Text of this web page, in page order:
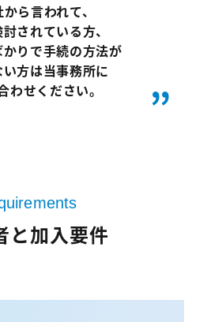
ら言われて、
されている方、
りで手続の方法が
方は当事務所に
わせください。
と加入要件